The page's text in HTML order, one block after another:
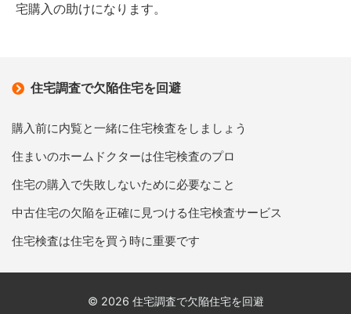
宅購入の助けになります。
住宅調査で欠陥住宅を回避
購入前に内覧と一緒に住宅検査をしましょう
住まいのホームドクターは住宅検査のプロ
住宅の購入で失敗しないために必要なこと
中古住宅の欠陥を正確に見つける住宅検査サービス
住宅検査は住宅を買う時に重要です
© 2026 住宅調査で欠陥住宅を回避